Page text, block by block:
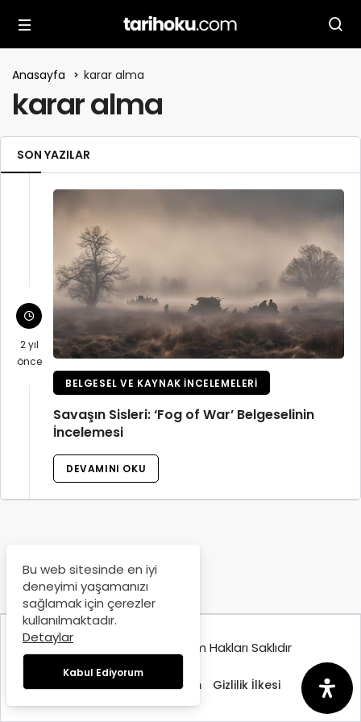
Anasayfa karar alma
karar alma
SON YAZILAR
2 yıl
önce
BELGESEL VE KAYNAK İNCELEMELERI
Savaşın Sisleri: ‘Fog of War’ Belgeselinin
İncelemesi
DEVAMINI OKU
© Copyright 2025, Tüm Hakları Saklıdır
Hakkımızda İletişim Gizlilik İlkesi
Bu web sitesinde en iyi
deneyimi yaşamanızı
sağlamak için çerezler
kullanılmaktadır.
Detaylar
Kabul Ediyorum